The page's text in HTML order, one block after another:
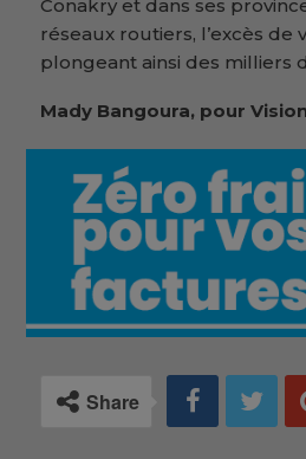
Conakry et dans ses
réseaux routiers, l’excès
plongeant ainsi des milliers
Mady Bangoura, pour
Share